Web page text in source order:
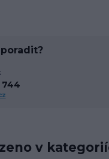
v
744